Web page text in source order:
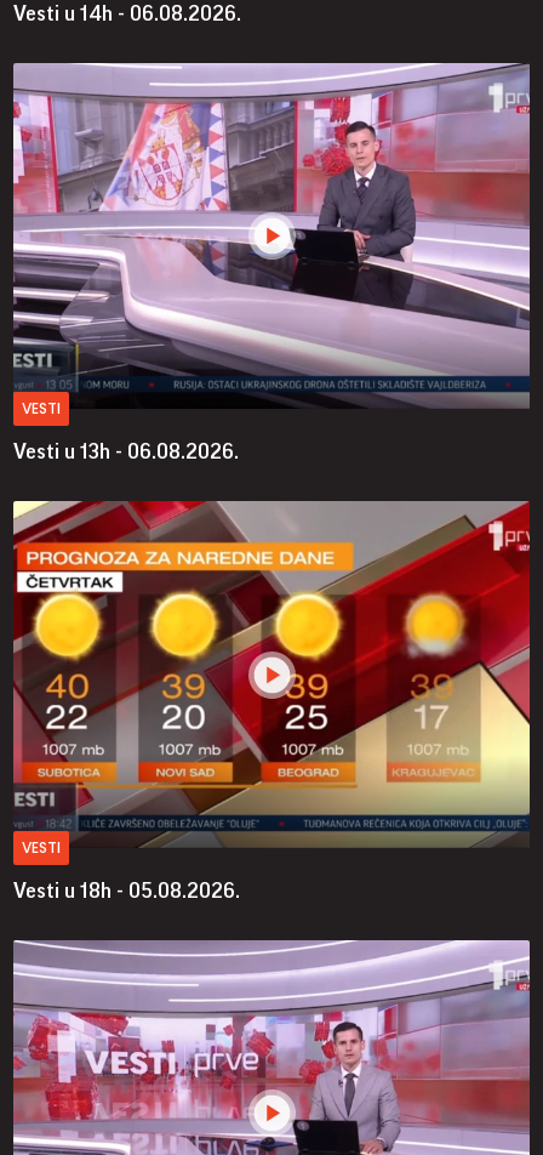
Vesti u 14h - 06.08.2026.
VESTI
Vesti u 13h - 06.08.2026.
VESTI
Vesti u 18h - 05.08.2026.